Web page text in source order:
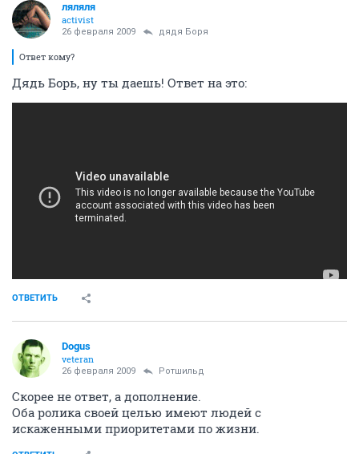
ляляля
activist
26 февраля 2009 дядя Боря
Ответ кому?
Дядь Борь, ну ты даешь! Ответ на это:
ОТВЕТИТЬ
Dogus
veteran
26 февраля 2009 Ротшильд
Скорее не ответ, а дополнение.
Оба ролика своей целью имеют людей с
искаженными приоритетами по жизни.